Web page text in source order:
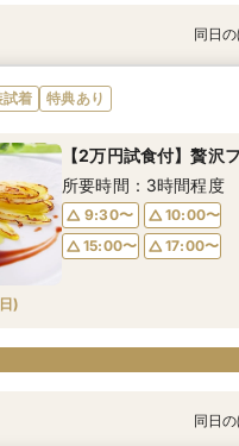
土)
【自宅で式場見学★】
10:00〜 17:00〜
土)
【迷っている方も大歓
10:00〜
15:00〜
17:00〜
土)
＼前々日〜当日予約◎
9:30〜
10:00〜
15:00〜
17:00〜
土)
【120名広々】大人数
9:30〜
10:00〜
15:00〜
17:00〜
土)
【フォト婚】貸切邸宅
9:30〜
10:00〜
15:00〜
17:00〜
土)
今月限定【130万優待
9:30〜
10:00〜
15:00〜
17:00〜
同日
試着 特典あり
日)
【2万円試食付】贅沢
所要時間：3時間程度
9:30〜
10:00〜
15:00〜
17:00〜
同日